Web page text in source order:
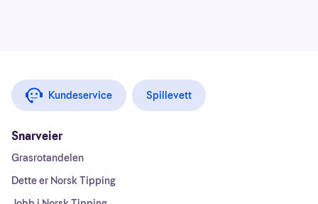
Kundeservice Spillevett
Snarveier
Grasrotandelen
Dette er Norsk Tipping